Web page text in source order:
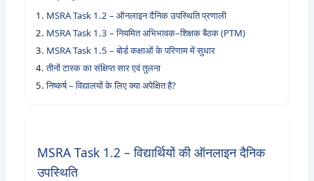
1. MSRA Task 1.2 – ऑनलाइन दैनिक उपस्थिति प्रणाली
2. MSRA Task 1.3 – नियमित अभिभावक–शिक्षक बैठक (PTM)
3. MSRA Task 1.5 – बोर्ड कक्षाओं के परिणाम में सुधार
4.तीनों टास्क का संक्षिप्त सार एवं तुलना
5.निष्कर्ष – विद्यालयों के लिए क्या अपेक्षित है?
MSRA Task 1.2 – विद्यार्थियों की ऑनलाइन दैनिक
उपस्थिति